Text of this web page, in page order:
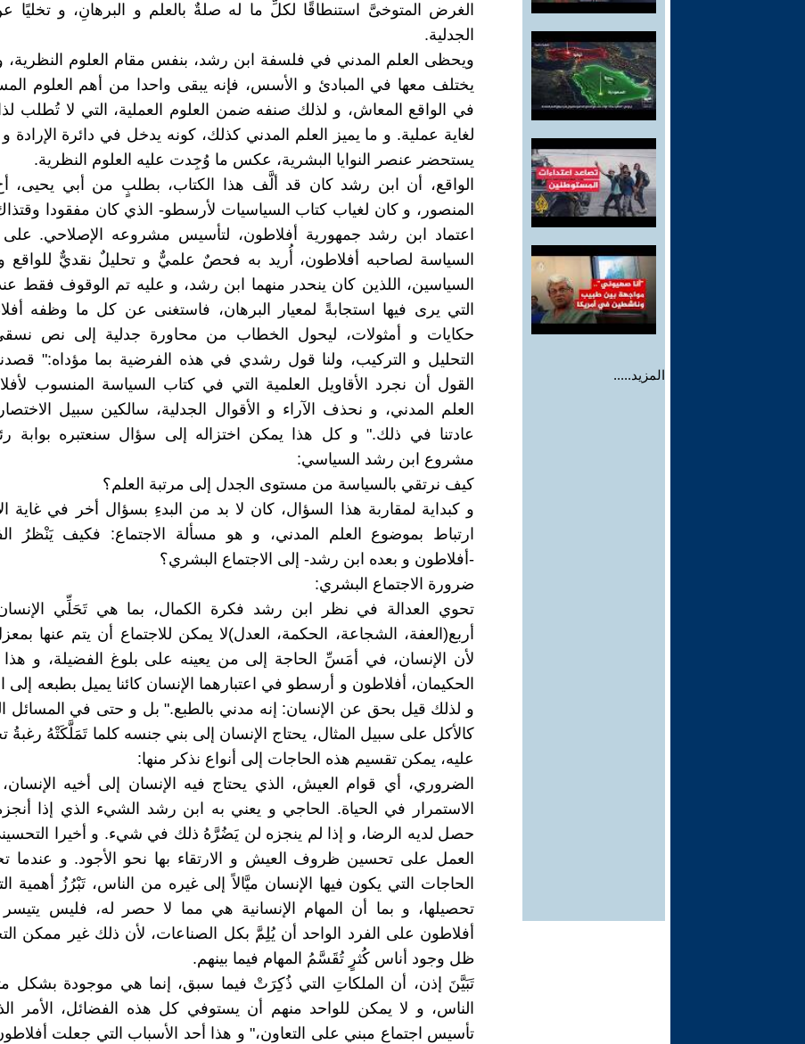
المزيد.....
الغرض المتوخىَّ استنطاقًا لكلِّ ما له صلةٌ بالعلم و البرهانِ، و تخليًا
الجدلية.
ويحظى العلم المدني في فلسفة ابن رشد، بنفس مقام العلوم النظرية،
يختلف معها في المبادئ و الأسس، فإنه يبقى واحدا من أهم العلوم
في الواقع المعاش، و لذلك صنفه ضمن العلوم العملية، التي لا تُطلب
لغاية عملية. و ما يميز العلم المدني كذلك، كونه يدخل في دائرة الإرادة و
يستحضر عنصر النوايا البشرية، عكس ما وُجِدت عليه العلوم النظرية.
الواقع، أن ابن رشد كان قد ألَّف هذا الكتاب، بطلبٍ من أبي يحيى،
المنصور، و كان لغياب كتاب السياسيات لأرسطو- الذي كان مفقودا
اعتماد ابن رشد جمهورية أفلاطون، لتأسيس مشروعه الإصلاحي.
السياسة لصاحبه أفلاطون، أُريد به فحصٌ علميٌّ و تحليلٌ نقديٌّ للواقع
السياسين، اللذين كان ينحدر منهما ابن رشد، و عليه تم الوقوف فقط عند
التي يرى فيها استجابةً لمعيار البرهان، فاستغنى عن كل ما وظفه
حكايات و أمثولات، ليحول الخطاب من محاورة جدلية إلى نص
التحليل و التركيب، ولنا قول رشدي في هذه الفرضية بما مؤداه:"
القول أن نجرد الأقاويل العلمية التي في كتاب السياسة المنسوب
العلم المدني، و نحذف الآراء و الأقوال الجدلية، سالكين سبيل
عادتنا في ذلك." و كل هذا يمكن اختزاله إلى سؤال سنعتبره بوابة
مشروع ابن رشد السياسي:
كيف نرتقي بالسياسة من مستوى الجدل إلى مرتبة العلم؟
و كبداية لمقاربة هذا السؤال، كان لا بد من البدءِ بسؤال أخر في غاية
ارتباط بموضوع العلم المدني، و هو مسألة الاجتماع: فكيف يَنْظرُ
-أفلاطون و بعده ابن رشد- إلى الاجتماع البشري؟
ضرورة الاجتماع البشري:
تحوي العدالة في نظر ابن رشد فكرة الكمال، بما هي تَحَلِّي
أربع(العفة، الشجاعة، الحكمة، العدل)لا يمكن للاجتماع أن يتم عنها
لأن الإنسان، في أمَسِّ الحاجة إلى من يعينه على بلوغ الفضيلة، و
الحكيمان، أفلاطون و أرسطو في اعتبارهما الإنسان كائنا يميل بطبعه إلى
و لذلك قيل بحق عن الإنسان: إنه مدني بالطبع." بل و حتى في المسائل
كالأكل على سبيل المثال، يحتاج الإنسان إلى بني جنسه كلما تَمَلَّكَتْهُ رغبةُ
عليه، يمكن تقسيم هذه الحاجات إلى أنواع نذكر منها:
الضروري، أي قوام العيش، الذي يحتاج فيه الإنسان إلى أخيه
الاستمرار في الحياة. الحاجي و يعني به ابن رشد الشيء الذي إذا
حصل لديه الرضا، و إذا لم ينجزه لن يَضُرَّهُ ذلك في شيء. و أخيرا
العمل على تحسين ظروف العيش و الارتقاء بها نحو الأجود. و عندما
الحاجات التي يكون فيها الإنسان ميَّالاً إلى غيره من الناس، تَبْرُزُ أهمية
تحصيلها، و بما أن المهام الإنسانية هي مما لا حصر له، فليس
أفلاطون على الفرد الواحد أن يُلِمَّ بكل الصناعات، لأن ذلك غير ممكن
ظل وجود أناس كُثرٍ تُقَسَّمُ المهام فيما بينهم.
تَبَيَّنَ إذن، أن الملكاتِ التي ذُكِرَتْ فيما سبق، إنما هي موجودة بشكل
الناس، و لا يمكن للواحد منهم أن يستوفي كل هذه الفضائل، الأمر
تأسيس اجتماع مبني على التعاون،" و هذا أحد الأسباب التي جعلت